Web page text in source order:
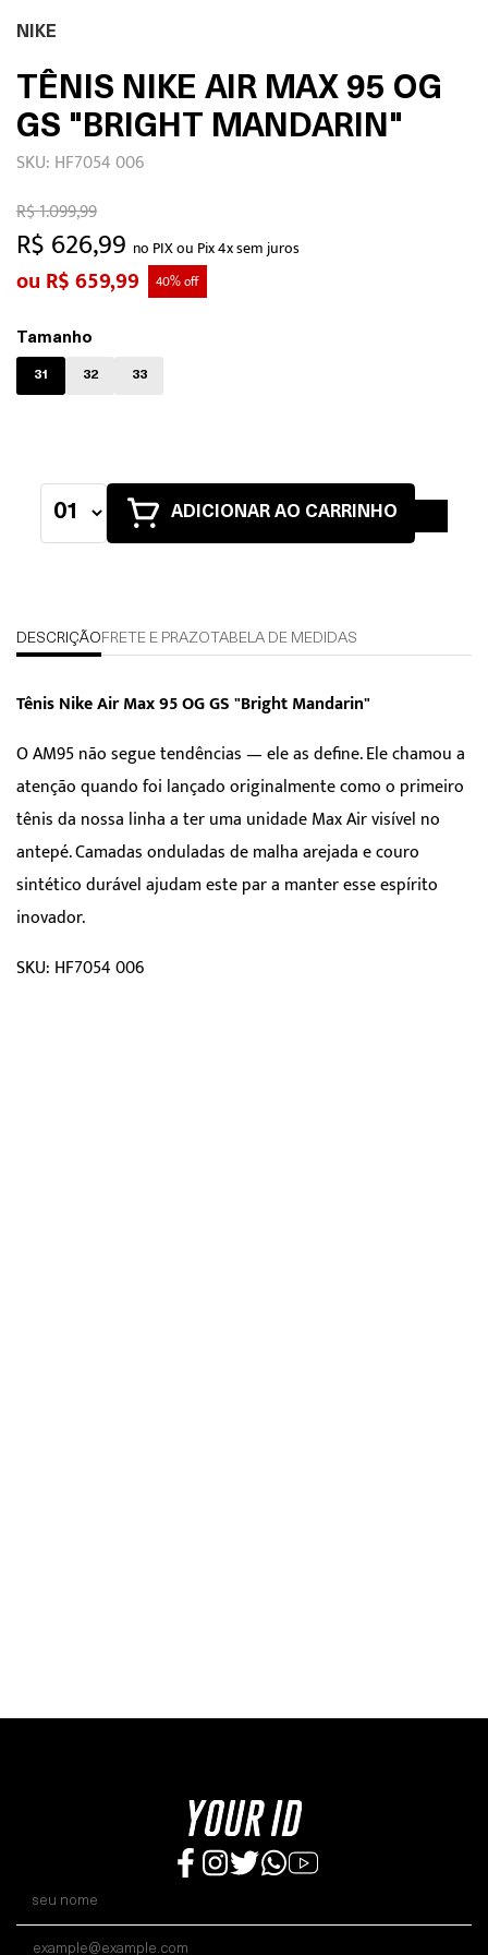
NIKE
TÊNIS NIKE AIR MAX 95 OG
GS "BRIGHT MANDARIN"
SKU: HF7054 006
R$ 626,99 no PIX ou Pix 4x sem juros
R$ 1.099,99
R$ 659,99 40% off
Tamanho
31 32 33
ADICIONAR AO CARRINHO
DESCRIÇÃO FRETE E PRAZOTABELA DE MEDIDAS
Tênis Nike Air Max 95 OG GS "Bright Mandarin"
O AM95 não segue tendências — ele as define. Ele chamou a
atenção quando foi lançado originalmente como o primeiro
tênis da nossa linha a ter uma unidade Max Air visível no
antepé. Camadas onduladas de malha arejada e couro
sintético durável ajudam este par a manter esse espírito
inovador.
SKU: HF7054 006